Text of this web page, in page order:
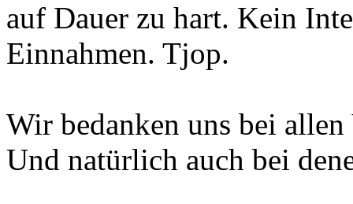
auf Dauer zu hart. Kein
Einnahmen. Tjop.
Wir bedanken uns bei
Und natürlich auch bei